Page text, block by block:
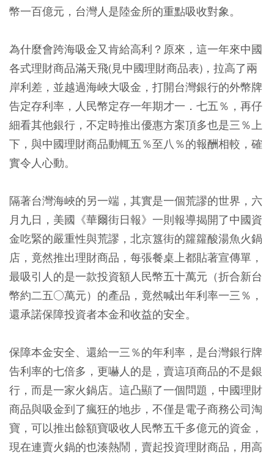
幣一百億元，台灣人是陸金所的重點吸收對象。
為什麼會跨海吸金又肯給高利？原來，這一年來中國
各式理財商品滿天飛(見中國理財商品表)，拉高了兩
岸利差，並越過海峽大吸金，打開台灣銀行的外幣牌
告定存利率，人民幣定存一年期才一．七五％，再仔
細看其他銀行，不定時推出優惠方案頂多也是三％上
下，與中國理財商品動輒五％至八％的報酬相較，確
實令人心動。
隔著台灣海峽的另一端，其實是一個荒謬的世界，六
月九日，美國《華爾街日報》一則報導揭開了中國資
金吃緊的嚴重性與荒謬，北京簋街的籮籮酸湯魚火鍋
店，竟然推出理財商品，每張餐桌上都貼著宣傳單，
最吸引人的是一款投資額人民幣五十萬元（折合新台
幣約二五○萬元）的產品，竟然喊出年利率一三％，
還承諾保障投資者本金和收益的安全。
保障本金安全、還給一三％的年利率，是台灣銀行牌
告利率的七倍多，更嚇人的是，賣這項商品的不是銀
行，而是一家火鍋店。這凸顯了一個問題，中國理財
商品與吸金到了瘋狂的地步，不僅是電子商務公司淘
寶，可以推出餘額寶吸收人民幣五千多億元的資金，
現在連賣火鍋的也湊熱鬧，賣起投資理財商品，用高